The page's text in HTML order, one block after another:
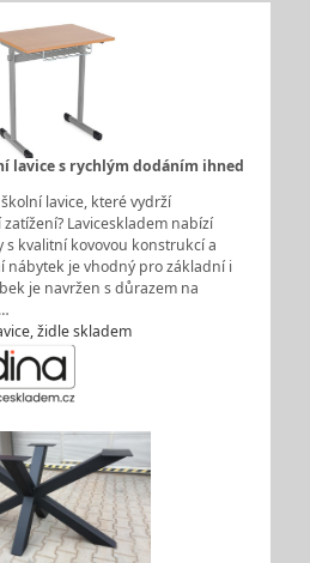
lavice s rychlým dodáním ihned
lavice, které vydrží
Laviceskladem nabízí
s kvalitní kovovou konstrukcí a
nábytek je vhodný pro základní i
je navržen s důrazem na
židle skladem